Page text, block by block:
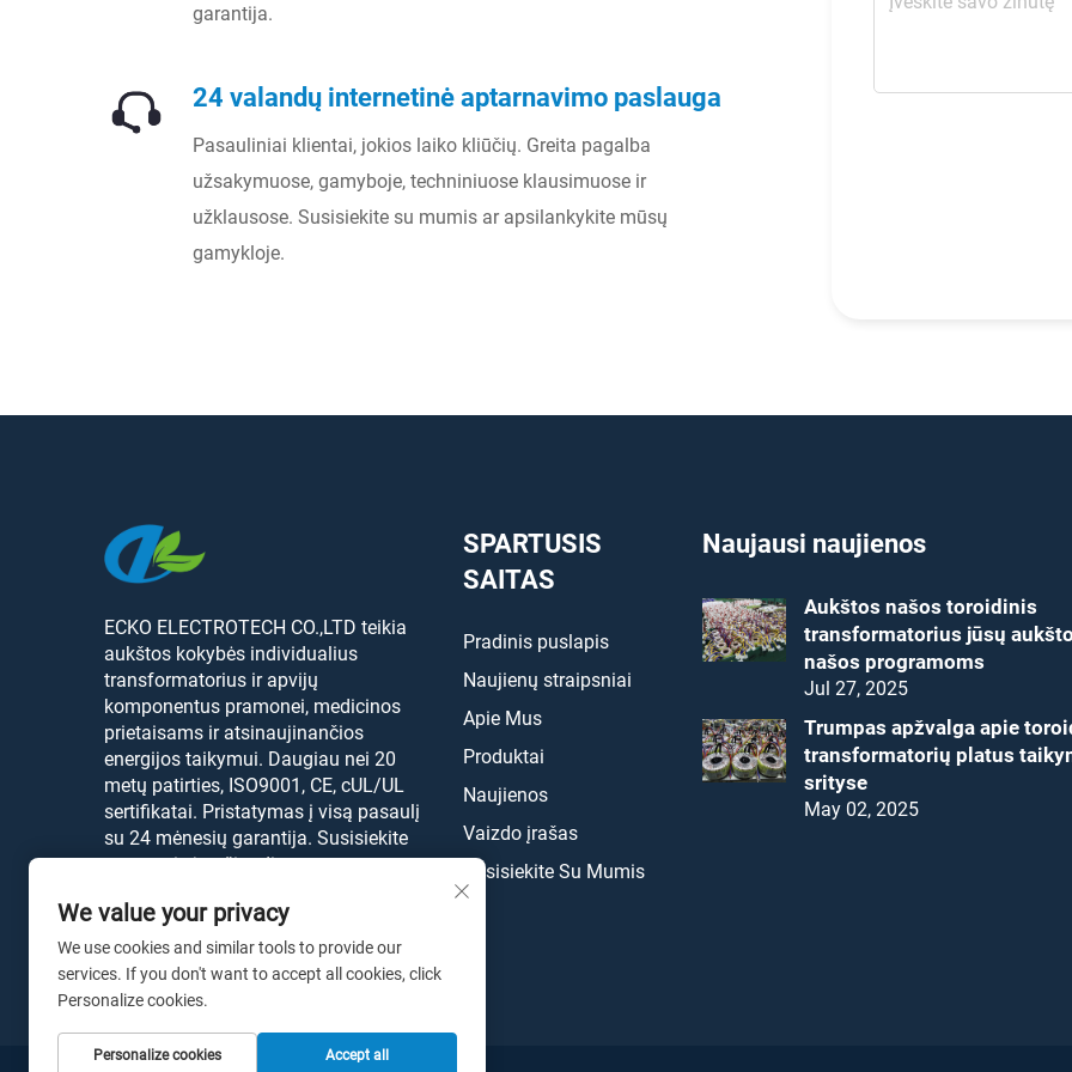
garantija.
24 valandų internetinė aptarnavimo paslauga
Pasauliniai klientai, jokios laiko kliūčių. Greita pagalba
užsakymuose, gamyboje, techniniuose klausimuose ir
užklausose. Susisiekite su mumis ar apsilankykite mūsų
gamykloje.
ECKO ELECTROTECH CO.,LTD teikia
aukštos kokybės individualius
transformatorius ir apvijų
komponentus pramonei, medicinos
prietaisams ir atsinaujinančios
energijos taikymui. Daugiau nei 20
metų patirties, ISO9001, CE, cUL/UL
sertifikatai. Pristatymas į visą pasaulį
su 24 mėnesių garantija. Susisiekite
su mumis jau šiandien.
SPARTUSIS
SAITAS
Pradinis puslapis
Naujienų straipsniai
Apie Mus
Produktai
Naujienos
Vaizdo įrašas
Susisiekite Su Mumis
Naujausi naujienos
Aukštos našos toroidinis
transformatorius jūsų
našos programoms
Jul 27, 2025
Trumpas apžvalga apie
transformatorių platus
srityse
May 02, 2025
We value your privacy
We use cookies and similar tools to provide our
services. If you don't want to accept all cookies, click
Personalize cookies.
Personalize cookies Accept all